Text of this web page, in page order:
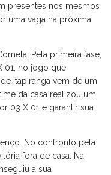
presentes nos mesmos
uma vaga na próxima
Pela primeira fase,
01, no jogo que
Itapiranga vem de um
da casa realizou um
03 X 01 e garantir sua
No confronto pela
fora de casa. Na
a sua